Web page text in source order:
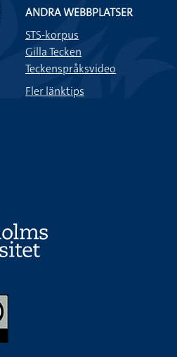
ANDRA WEBBPLATSER
STS-korpus
Gilla Tecken
Teckenspråksvideo
Fler länktips